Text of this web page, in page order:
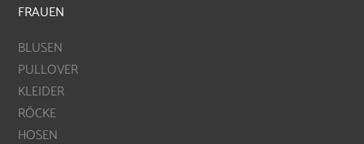
FRAUEN
BLUSEN
PULLOVER
KLEIDER
RÖCKE
HOSEN